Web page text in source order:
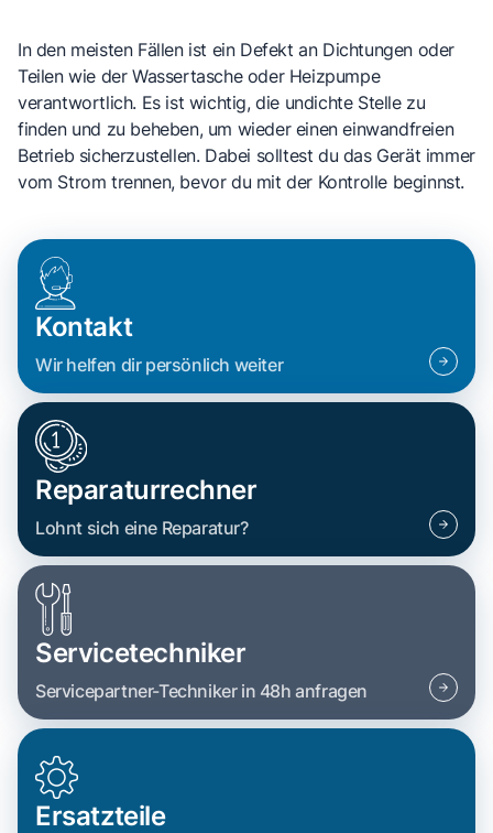
In den meisten Fällen ist ein Defekt an Dichtungen oder
Teilen wie der Wassertasche oder Heizpumpe
verantwortlich. Es ist wichtig, die undichte Stelle zu
finden und zu beheben, um wieder einen einwandfreien
Betrieb sicherzustellen. Dabei solltest du das Gerät immer
vom Strom trennen, bevor du mit der Kontrolle beginnst.
Kontakt
Wir helfen dir persönlich weiter
Reparaturrechner
Lohnt sich eine Reparatur?
Servicetechniker
Servicepartner-Techniker in 48h anfragen
Ersatzteile